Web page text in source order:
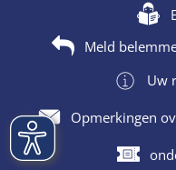
Meld
Uw
Opmerkingen